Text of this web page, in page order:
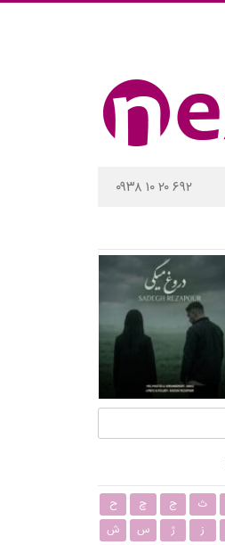
۰۹۳۸ ۱۰ ۲۰ ۶۹۲
ث ج چ
ح
ز ژ س
ش